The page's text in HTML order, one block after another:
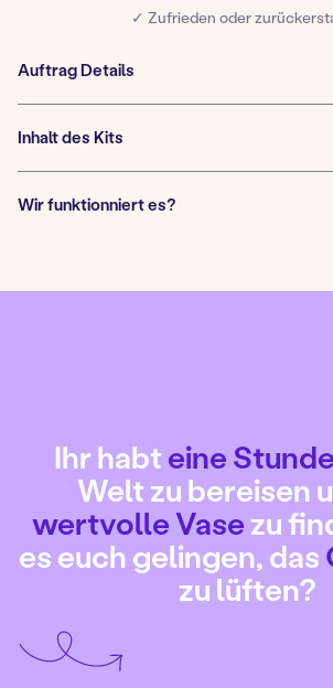
die
✓ Zufrieden oder
Auftrag Details
Inhalt des Kits
Wir funktionniert es?
Ihr habteine Stunde
Welt zu bereisen
wertvolle Vasezu
es euch gelingen, das
zu lüften?